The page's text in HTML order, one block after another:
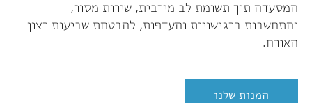
המסעדה תוך תשומת לב מירבית, שירות מסור,
והתחשבות ברגישויות והעדפות, להבטחת שביעות רצון
האורח.
המנות שלנו